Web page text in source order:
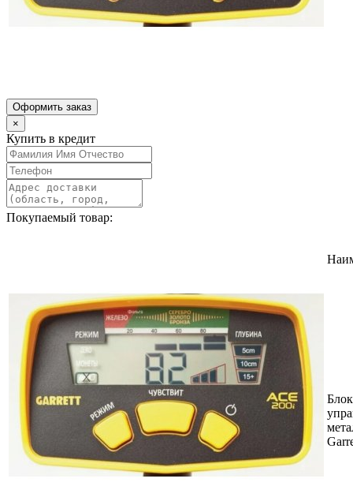
Оформить заказ
×
Купить в кредит
Покупаемый товар:
Блок